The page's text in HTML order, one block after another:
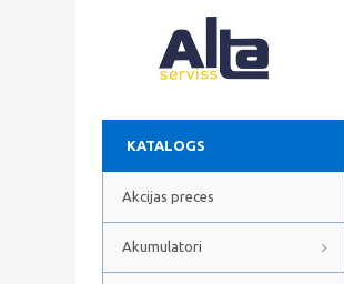
KATALOGS
Akcijas preces
Akumulatori